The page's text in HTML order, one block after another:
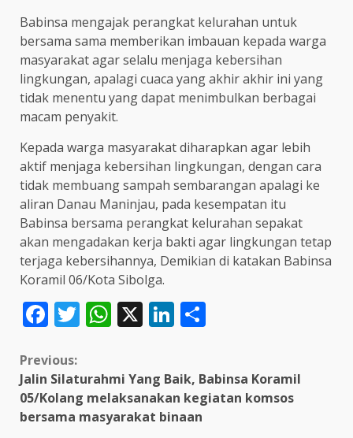
Babinsa mengajak perangkat kelurahan untuk
bersama sama memberikan imbauan kepada warga
masyarakat agar selalu menjaga kebersihan
lingkungan, apalagi cuaca yang akhir akhir ini yang
tidak menentu yang dapat menimbulkan berbagai
macam penyakit.
Kepada warga masyarakat diharapkan agar lebih
aktif menjaga kebersihan lingkungan, dengan cara
tidak membuang sampah sembarangan apalagi ke
aliran Danau Maninjau, pada kesempatan itu
Babinsa bersama perangkat kelurahan sepakat
akan mengadakan kerja bakti agar lingkungan tetap
terjaga kebersihannya, Demikian di katakan Babinsa
Koramil 06/Kota Sibolga.
Facebook
Twitter
WhatsApp
X LinkedIn
Continue
Reading
Previous:
Jalin Silaturahmi Yang Baik, Babinsa Koramil
05/Kolang melaksanakan kegiatan komsos
bersama masyarakat binaan